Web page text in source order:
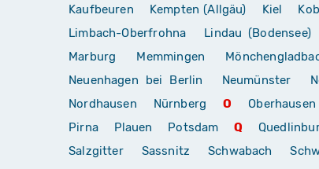
Kaufbeuren
Kempten (Allgäu) Kiel
Limbach-Oberfrohna
Lindau (Bodensee)
Marburg
Memmingen
Neuenhagen bei Berlin
Neumünster
Nordhausen
Nürnberg O Oberhausen
Pirna
Plauen Potsdam Q
Salzgitter
Sassnitz Schwabach